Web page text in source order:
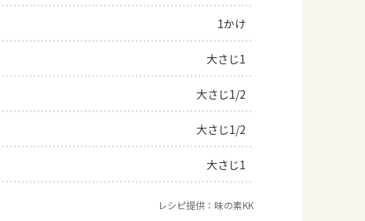
トーク
よくあるお問い合わせ
AJINOMOTO PARK とは
1かけ
大さじ1
大さじ1/2
大さじ1/2
大さじ1
レシピ提供：味の素KK